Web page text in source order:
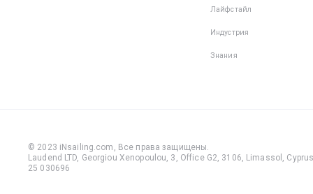
Лайфстайл
Индустрия
Знания
© 2023 iNsailing.com, Все права защищены.
Laudend LTD, Georgiou Xenopoulou, 3, Office G2, 3106, Limassol,
25 030696